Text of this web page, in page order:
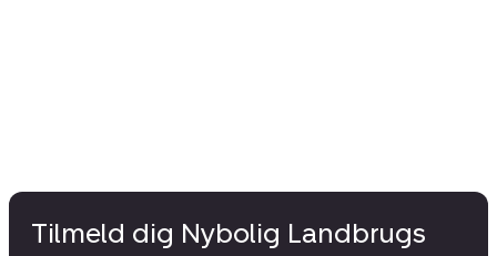
Tilmeld dig Nybolig Landbrugs